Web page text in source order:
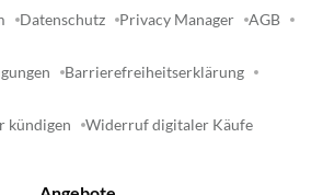
Datenschutz Privacy Manager AGB
Barrierefreiheitserklärung
kündigen Widerruf digitaler Käufe